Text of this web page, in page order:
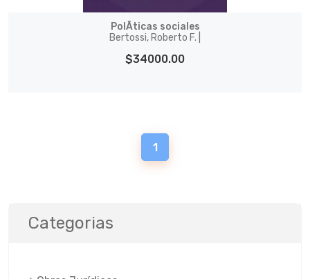
PolÃ­ticas sociales
Bertossi, Roberto F. |
$34000.00
1
Categorias